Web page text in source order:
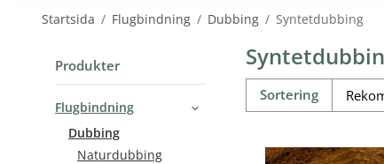
Startsida / Flugbindning / Dubbing / Syntetdubbing
Produkter
Flugbindning
Dubbing
Naturdubbing
Sortering